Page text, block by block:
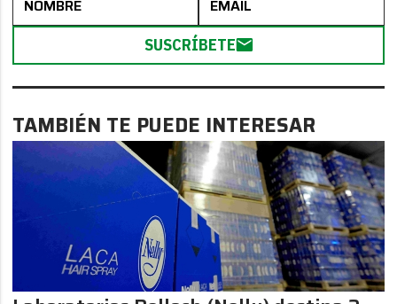
SUSCRÍBETE
TAMBIÉN TE PUEDE INTERESAR